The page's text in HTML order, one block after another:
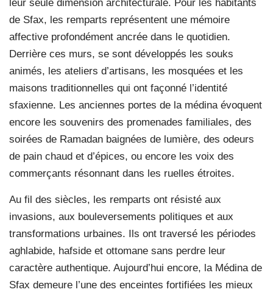
leur seule dimension architecturale. Pour les habitants
de Sfax, les remparts représentent une mémoire
affective profondément ancrée dans le quotidien.
Derrière ces murs, se sont développés les souks
animés, les ateliers d’artisans, les mosquées et les
maisons traditionnelles qui ont façonné l’identité
sfaxienne. Les anciennes portes de la médina évoquent
encore les souvenirs des promenades familiales, des
soirées de Ramadan baignées de lumière, des odeurs
de pain chaud et d’épices, ou encore les voix des
commerçants résonnant dans les ruelles étroites.
Au fil des siècles, les remparts ont résisté aux
invasions, aux bouleversements politiques et aux
transformations urbaines. Ils ont traversé les périodes
aghlabide, hafside et ottomane sans perdre leur
caractère authentique. Aujourd’hui encore, la Médina de
Sfax demeure l’une des enceintes fortifiées les mieux